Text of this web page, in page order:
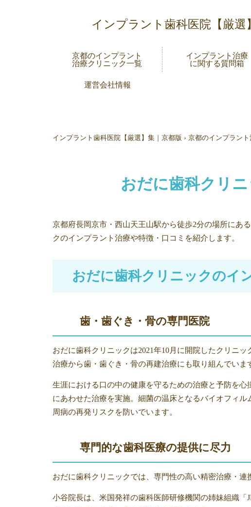
インプラント歯科医院【厳選
京都のインプラント
治療クリニック一覧
インプラント治療
に関する質問箱
運営会社情報
インプラント歯科医院【厳選】集｜京都版 › 京都のインプラン
おだに歯科クリニ
京都府長岡京市・西山天王山駅から徒歩2分の場所にあ
クのインプラント治療や特徴・口コミを紹介します。
おだに歯科クリニックのイ
歯・歯ぐき・骨の専門医院
おだに歯科クリニックは2021年10月に開院したクリニ
治療から歯・歯ぐき・骨の再建治療にも取り組んでいま
生涯における口の中の健康を守るための治療と予防を
にあわせた治療を実施。細菌の温床となるバイオフィ
周病の再発リスクを防いでいます。
専門的な歯科医療の提供に尽力
おだに歯科クリニックでは、専門性の高い精密治療・連
小谷院長は、米国発祥の歯科医師研修機関の姉妹組織